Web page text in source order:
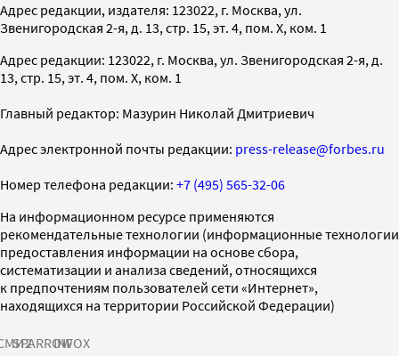
Адрес редакции, издателя: 123022, г. Москва, ул.
Звенигородская 2-я, д. 13, стр. 15, эт. 4, пом. X, ком. 1
Адрес редакции: 123022, г. Москва, ул. Звенигородская 2-я, д.
13, стр. 15, эт. 4, пом. X, ком. 1
Главный редактор: Мазурин Николай Дмитриевич
Адрес электронной почты редакции: press-release@forbes.ru
Номер телефона редакции: +7 (495) 565-32-06
На информационном ресурсе применяются
рекомендательные технологии (информационные технологии
предоставления информации на основе сбора,
систематизации и анализа сведений, относящихся
к предпочтениям пользователей сети «Интернет»,
находящихся на территории Российской Федерации)
SPARROWINFOX